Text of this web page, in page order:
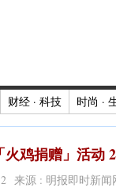
财经 · 科技 时尚 ·
鸡捐赠」活动
来源 : 明报即时新闻